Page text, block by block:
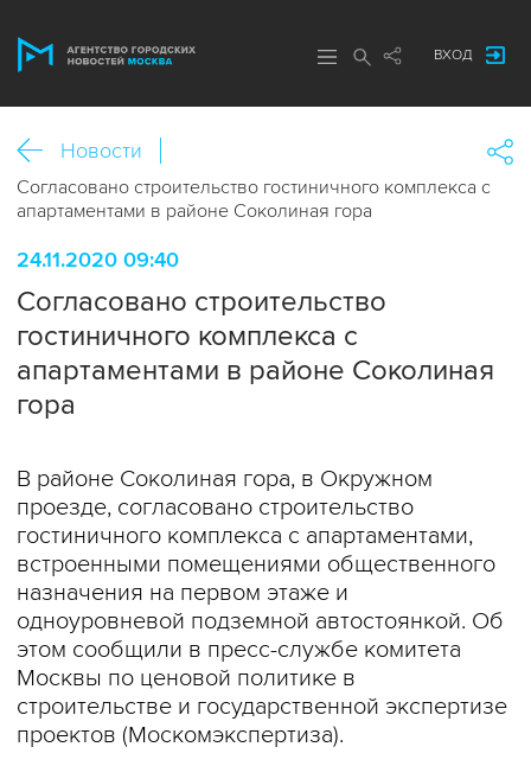
ВХОД
Новости
Согласовано строительство гостиничного комплекса с
апартаментами в районе Соколиная гора
24.11.2020 09:40
Согласовано строительство
гостиничного комплекса с
апартаментами в районе Соколиная
гора
В районе Соколиная гора, в Окружном
проезде, согласовано строительство
гостиничного комплекса с апартаментами,
встроенными помещениями общественного
назначения на первом этаже и
одноуровневой подземной автостоянкой. Об
этом сообщили в пресс-службе комитета
Москвы по ценовой политике в
строительстве и государственной экспертизе
проектов (Москомэкспертиза).